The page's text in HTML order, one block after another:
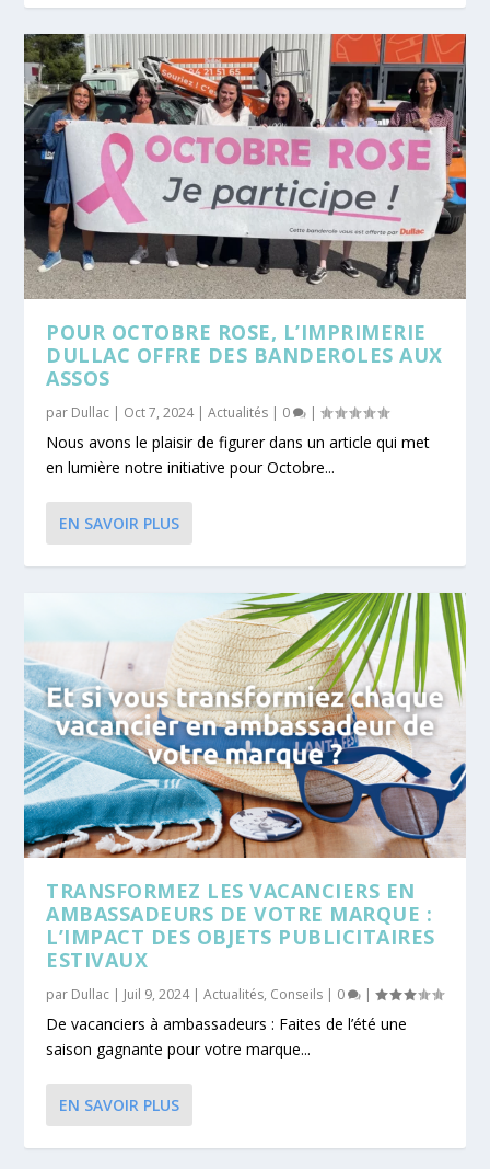
POUR OCTOBRE ROSE, L’IMPRIMERIE
DULLAC OFFRE DES BANDEROLES AUX
ASSOS
par Dullac | Oct 7, 2024|Actualités | 0 |
Nous avons le plaisir de figurer dans un article qui met
en lumière notre initiative pour Octobre...
EN SAVOIR PLUS
TRANSFORMEZ LES VACANCIERS EN
AMBASSADEURS DE VOTRE MARQUE :
L’IMPACT DES OBJETS PUBLICITAIRES
ESTIVAUX
par Dullac | Juil 9, 2024|Actualités, Conseils | 0 |
De vacanciers à ambassadeurs : Faites de l’été une
saison gagnante pour votre marque...
EN SAVOIR PLUS